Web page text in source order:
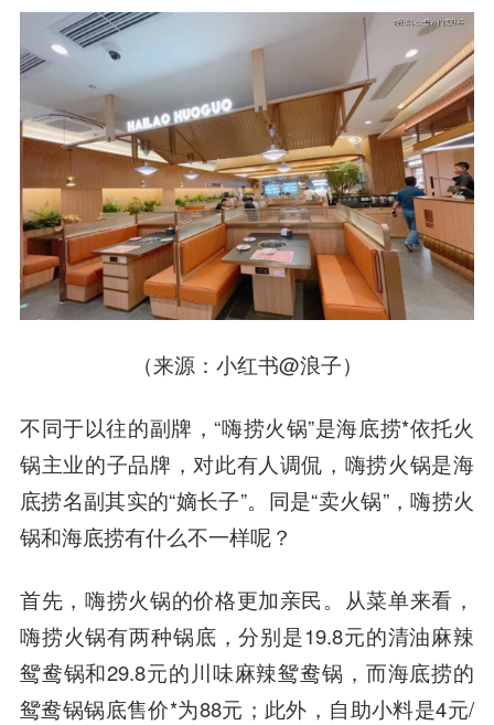
（来源：小红书@浪子）
不同于以往的副牌，“嗨捞火锅”是海底捞*依托火
锅主业的子品牌，对此有人调侃，嗨捞火锅是海
底捞名副其实的“嫡长子”。同是“卖火锅”，嗨捞火
锅和海底捞有什么不一样呢？
首先，嗨捞火锅的价格更加亲民。从菜单来看，
嗨捞火锅有两种锅底，分别是19.8元的清油麻辣
鸳鸯锅和29.8元的川味麻辣鸳鸯锅，而海底捞的
鸳鸯锅锅底售价*为88元；此外，自助小料是4元/